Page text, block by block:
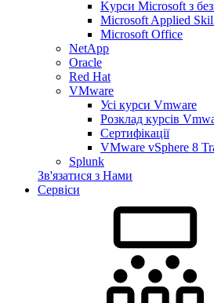
Kyрси Microsoft з
Microsoft Applied
Microsoft Office
NetApp
Oracle
Red Hat
VMware
Усі курси Vmware
Розклад курсів
Сертифікації
VMware vSphere 8
Splunk
Зв'язатися з Нами
Сервіси